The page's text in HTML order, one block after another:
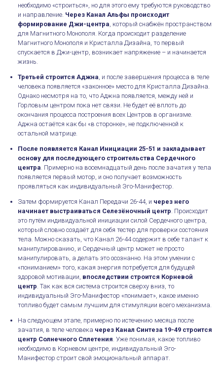
необходимо «строиться», но для этого ему требуются руководство
и направление. Через Канал Альфы происходит
формирование Джи-центра , который снабжён пространством
для Магнитного Монополя. Когда происходит разделение
Магнитного Монополя и Кристалла Дизайна, то первый
спускается в Джи-центр, возникает напряжение – и начинается
жизнь.
Третьей строится Аджна , и после завершения процесса в теле
человека появляется «законное» место для Кристалла Дизайна.
Однако несмотря на то, что Аджна появляется, между ней и
Горловым центром пока нет связи. Не будет её вплоть до
окончания процесса построения всех Центров в организме.
Аджна остаётся как бы «в сторонке», не подключенной к
остальной матрице.
После появляется Канал Инициации 25-51 и закладывает
основу для последующего строительства Сердечного
центра . Примерно на восемнадцатый день после зачатия у тела
появляется первый мотор, и оно получает возможность
проявляться как индивидуальный Эго-Манифестор.
Затем формируется Канал Передачи 26-44, и через него
начинает выстраиваться Селезёночный центр . Происходит
это путём индивидуальной инициации силой Сердечного центра,
который словно создаёт для себя тестер для проверки состояния
тела. Можно сказать, что Канал 26-44 содержит в себе талант к
манипулированию, и Сердечный центр может не просто
манипулировать, а делать это осознанно. На этом умении с
«пониманием» того, какая энергия потребуется для будущей
здоровой мотивации, впоследствии строится Корневой
центр . Так как вся система строится сверху вниз, то
индивидуальный Эго-Манифестор «понимает», какое именно
топливо будет самым лучшим для стимуляции всего механизма.
На следующем этапе, примерно по истечению месяца после
зачатия, в теле человека через Канал Синтеза 19-49 строится
центр Солнечного Сплетения . Уже понимая, какое топливо
необходимо в Корневом центре, индивидуальный Эго-
Манифестор строит свой эмоциональный аппарат.